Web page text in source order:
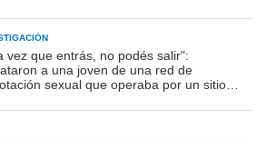
vez que entrás, no podés salir":
a una joven de una red de
sexual que operaba por un sitio